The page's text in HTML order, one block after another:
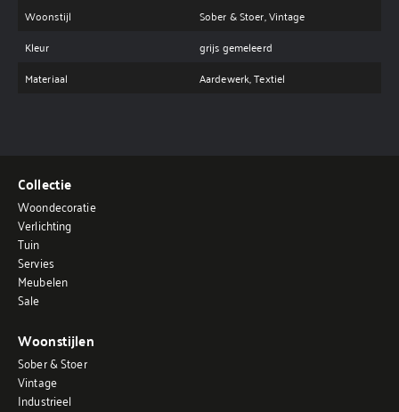
Woonstijl
Sober & Stoer, Vintage
Kleur
grijs gemeleerd
Materiaal
Aardewerk, Textiel
Collectie
Woondecoratie
Verlichting
Tuin
Servies
Meubelen
Sale
Woonstijlen
Sober & Stoer
Vintage
Industrieel